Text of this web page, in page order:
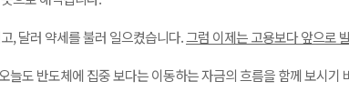
, 달러 약세를 불러 일으켰습니다. 그럼 이제는 고용보다 앞으로
늘도 반도체에 집중 보다는 이동하는 자금의 흐름을 함께 보시기